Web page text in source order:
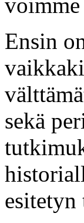
Ensin
sekä
esitetyn